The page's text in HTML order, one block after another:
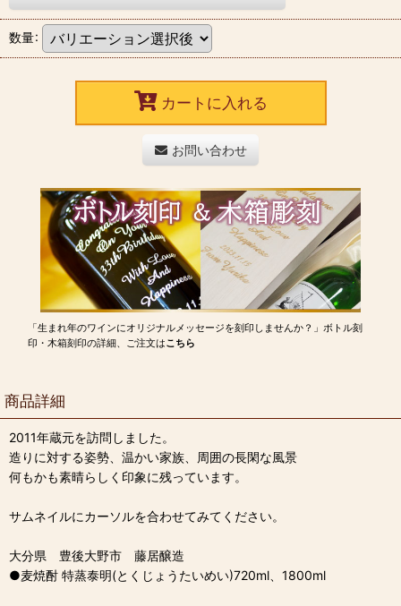
数量:
カートに入れる
お問い合わせ
「生まれ年のワインにオリジナルメッセージを刻印しませんか？」ボトル刻
印・木箱刻印の詳細、ご注文はこちら
商品詳細
2011年蔵元を訪問しました。
造りに対する姿勢、温かい家族、周囲の長閑な風景
何もかも素晴らしく印象に残っています。
サムネイルにカーソルを合わせてみてください。
大分県 豊後大野市 藤居醸造
●麦焼酎 特蒸泰明(とくじょうたいめい)720ml、1800ml